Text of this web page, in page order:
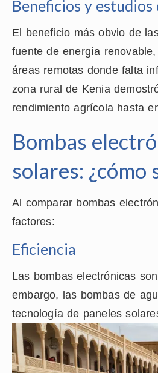
Beneficios y estudios
El beneficio más obvio de
fuente de energía
áreas remotas donde falta
zona rural de Kenia
rendimiento agrícola hasta
Bombas
solares: ¿cómo
Al comparar bombas
factores:
Eficiencia
Las bombas electrónicas
embargo, las bombas de
tecnología de paneles